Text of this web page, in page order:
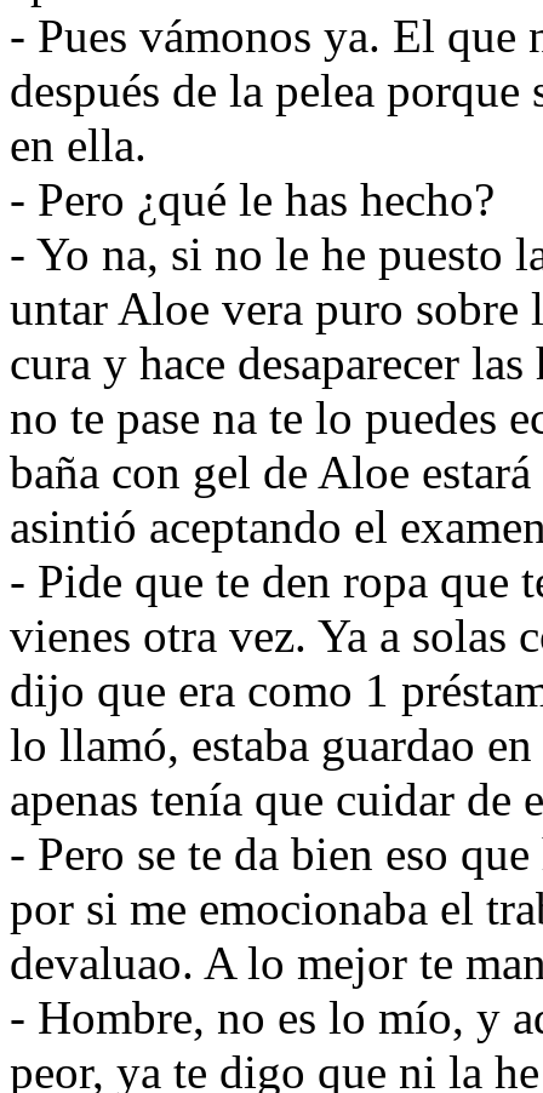
- Pues vámonos ya. El
después de la pelea
en ella.
- Pero ¿qué le has hecho?
- Yo na, si no le he puesto
untar Aloe vera puro sobre
cura y hace desaparecer
no te pase na te lo puedes
baña con gel de Aloe
asintió aceptando el
- Pide que te den ropa que
vienes otra vez. Ya a solas
dijo que era como 1
lo llamó, estaba guardao
apenas tenía que cuidar de
- Pero se te da bien eso
por si me emocionaba el
devaluao. A lo mejor te
- Hombre, no es lo mío, y
peor, ya te digo que ni la